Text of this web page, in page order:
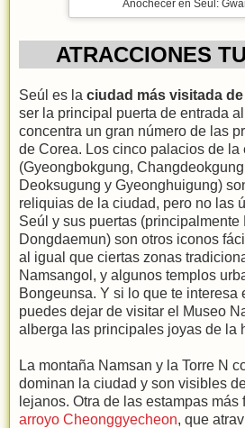
Anochecer en Seúl:
ATRACCIONES
Seúl es la ciudad más visitada
ser la principal puerta de entrada
concentra un gran número de las
de Corea. Los cinco palacios de la
(Gyeongbokgung,
Deoksugung y Gyeonghuigung)
reliquias de la ciudad, pero no las
Seúl y sus puertas (principalmente
Dongdaemun) son otros iconos
al igual que ciertas zonas
Namsangol, y algunos templos
Bongeunsa. Y si lo que te interesa
puedes dejar de visitar el Museo
alberga las principales joyas de la
La montaña Namsan y la Torre N
dominan la ciudad y son visibles
lejanos. Otra de las estampas más
arroyo Cheonggyecheon, que